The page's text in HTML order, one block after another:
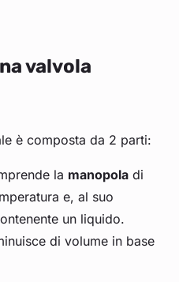
valvola
è composta da 2 parti:
la manopola di
e, al suo
un liquido.
di volume in base